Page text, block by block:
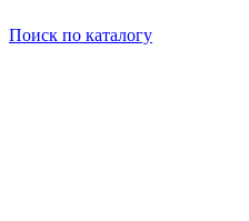
Поиск по каталогу